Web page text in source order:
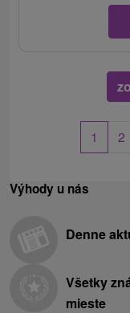
1 2
Výhody u nás
Denne
Všetky
mieste